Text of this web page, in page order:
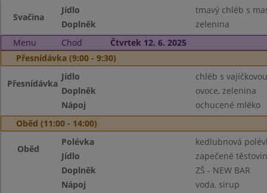
Svačina
Jídlo
tmavý chléb s
Doplněk
zelenina
Menu
Chod
Čtvrtek 12. 6. 2025
Přesnídávka (9:00 - 9:30)
Přesnídávka
Jídlo
chléb s
Doplněk
ovoce, zelenina
Nápoj
ochucené mléko
Oběd (11:00 - 14:00)
Oběd
Polévka
kedlubnová
Jídlo
zapečené
Doplněk
ZŠ - NEW BAR
Nápoj
voda, sirup